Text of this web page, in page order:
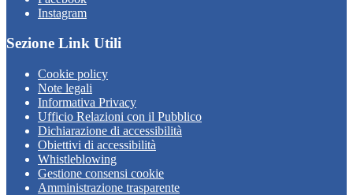
Instagram
Sezione Link Utili
Cookie policy
Note legali
Informativa Privacy
Ufficio Relazioni con il Pubblico
Dichiarazione di accessibilità
Obiettivi di accessibilità
Whistleblowing
Gestione consensi cookie
Amministrazione trasparente